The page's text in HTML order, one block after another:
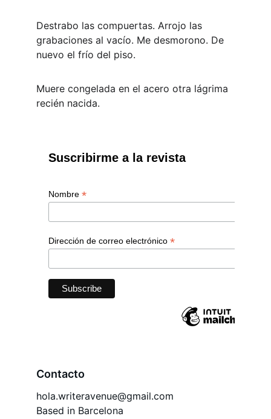
Destrabo las compuertas. Arrojo las
grabaciones al vacío. Me desmorono. De
nuevo el frío del piso.
Muere congelada en el acero otra lágrima
recién nacida.
Contacto
hola.writeravenue@gmail.com
Based in Barcelona